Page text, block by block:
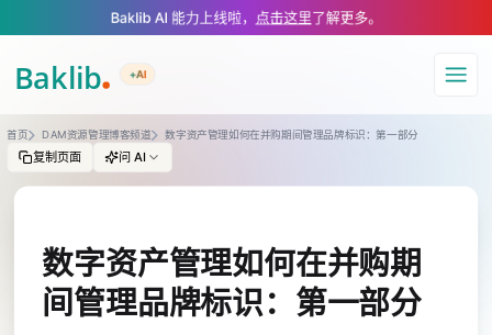
A Markdown version of this page is available at https://
Baklib AI 能力上线啦， 点击这里了解更多。
+AI
导航
首页 DAM资源管理博客频道 数字资产管理如何在并购期间管理品牌标识：第一部分
复制页面 问 AI
数字资产管理如何在并购期
间管理品牌标识：第一部分